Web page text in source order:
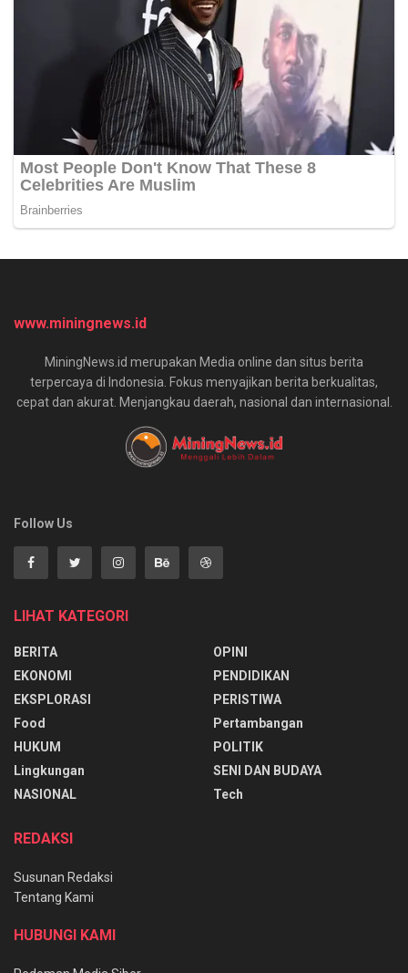
www.miningnews.id
MiningNews.id merupakan Media online dan situs berita
terpercaya di Indonesia. Fokus menyajikan berita berkualitas,
cepat dan akurat. Menjangkau daerah, nasional dan internasional.
Follow Us
LIHAT KATEGORI
BERITA
EKONOMI
EKSPLORASI
Food
HUKUM
Lingkungan
NASIONAL
OPINI
PENDIDIKAN
PERISTIWA
Pertambangan
POLITIK
SENI DAN BUDAYA
Tech
REDAKSI
Susunan Redaksi
Tentang Kami
HUBUNGI KAMI